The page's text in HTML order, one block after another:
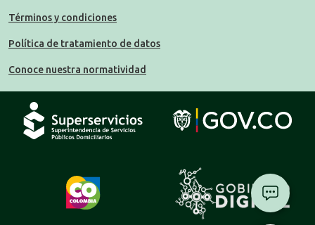
Términos y condiciones
Política de tratamiento de datos
Conoce nuestra normatividad